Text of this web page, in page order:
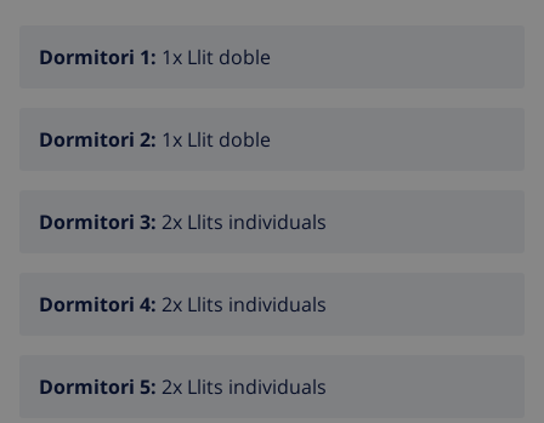
Dormitori 1: 1x Llit doble
Dormitori 2: 1x Llit doble
Dormitori 3: 2x Llits individuals
Dormitori 4: 2x Llits individuals
Dormitori 5: 2x Llits individuals